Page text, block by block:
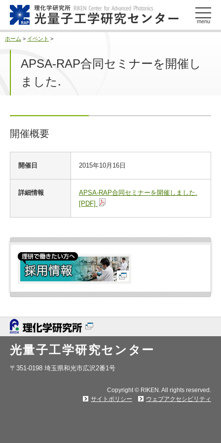
menu
ホーム > イベント >
APSA-RAP合同セミナーを開催し
ました.
開催概要
概
開催日 2015年10月16日
詳細情報
APSA-RAP合同セミナーを開催しました.
[PDF]
光量子工学研究センター
〒351-0198 埼玉県和光市広沢2番1号
Copyright © RIKEN. All rights reserved.
サイトポリシー
ウェブアクセシビリティ